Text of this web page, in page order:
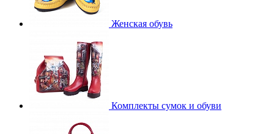
Женская обувь
Комплекты сумок и обуви